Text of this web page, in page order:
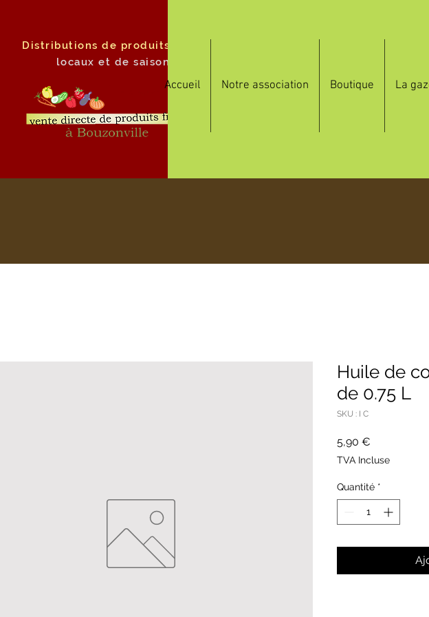
Distributions de produits
locaux et de saison
Accueil Notre association Boutique La
Huile de
de 0.75 L
SKU : I C
5,90 €
TVA Incluse
Quantité *